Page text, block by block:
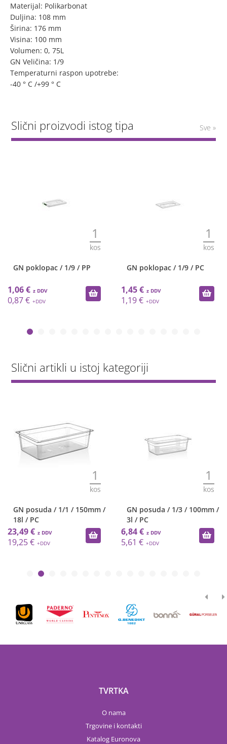
Materijal: Polikarbonat
Duljina: 108 mm
Širina: 176 mm
Visina: 100 mm
Volumen: 0, 75L
GN Veličina: 1/9
Temperaturni raspon upotrebe:
-40 ° C /+99 ° C
Slični proizvodi istog tipa Sve »
1
kos
GN poklopac / 1/9 / PP
1,06 €
0,87 €
1
kos
GN poklopac / 1/9 / PC
1,45 €
1,19 €
Slični artikli u istoj kategoriji
1
kos
GN posuda / 1/1 / 150mm /
18l / PC
23,49 €
19,25 €
1
kos
GN posuda / 1/3 / 100mm /
3l / PC
6,84 €
5,61 €
TVRTKA
O nama
Trgovine i kontakti
Katalog Euronova